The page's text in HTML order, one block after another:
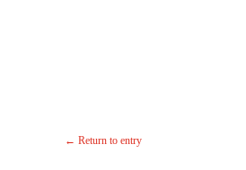
← Return to entry